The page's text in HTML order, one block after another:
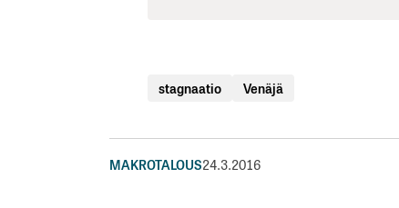
stagnaatio Venäjä
MAKROTALOUS24.3.2016